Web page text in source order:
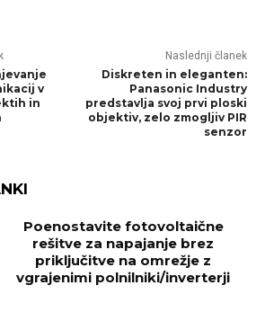
v
in
Naslednji članek
Diskreten in eleganten:
Panasonic Industry
predstavlja svoj prvi ploski
objektiv, zelo zmogljiv PIR
senzor
Poenostavite fotovoltaične
rešitve za napajanje brez
priključitve na omrežje z
vgrajenimi polnilniki/inverterji